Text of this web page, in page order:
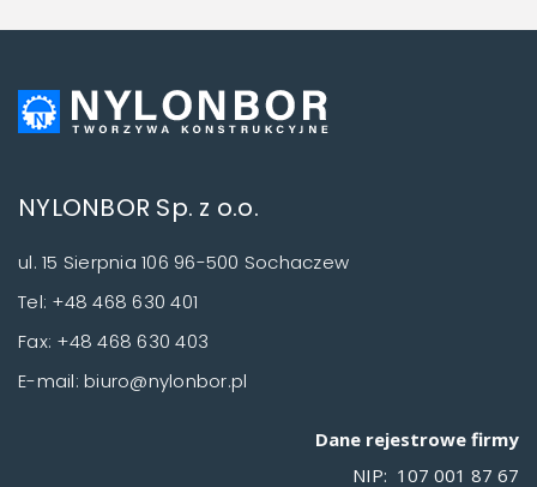
NYLONBOR Sp. z o.o.
ul. 15 Sierpnia 106 96-500 Sochaczew
Tel: +48 468 630 401
Fax: +48 468 630 403
E-mail: biuro@nylonbor.pl
Dane rejestrowe firmy
NIP: 107 001 87 67